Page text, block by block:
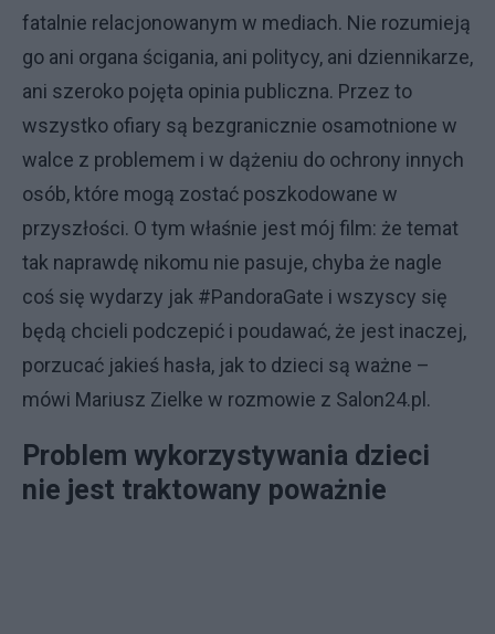
fatalnie relacjonowanym w mediach. Nie rozumieją
go ani organa ścigania, ani politycy, ani dziennikarze,
ani szeroko pojęta opinia publiczna. Przez to
wszystko ofiary są bezgranicznie osamotnione w
walce z problemem i w dążeniu do ochrony innych
osób, które mogą zostać poszkodowane w
przyszłości. O tym właśnie jest mój film: że temat
tak naprawdę nikomu nie pasuje, chyba że nagle
coś się wydarzy jak #PandoraGate i wszyscy się
będą chcieli podczepić i poudawać, że jest inaczej,
porzucać jakieś hasła, jak to dzieci są ważne –
mówi Mariusz Zielke w rozmowie z Salon24.pl.
Problem wykorzystywania dzieci
nie jest traktowany poważnie